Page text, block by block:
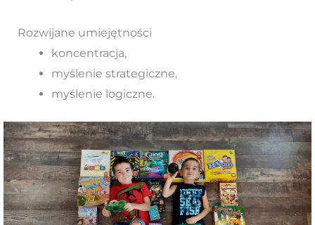
Rozwijane umiejętności
koncentracja,
myślenie strategiczne,
myślenie logiczne.